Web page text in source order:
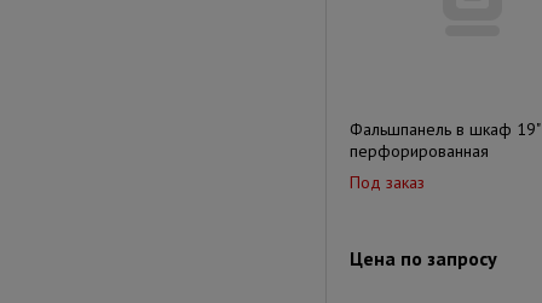
Фальшпанель в шкаф
перфорированная
Под заказ
Цена по запросу